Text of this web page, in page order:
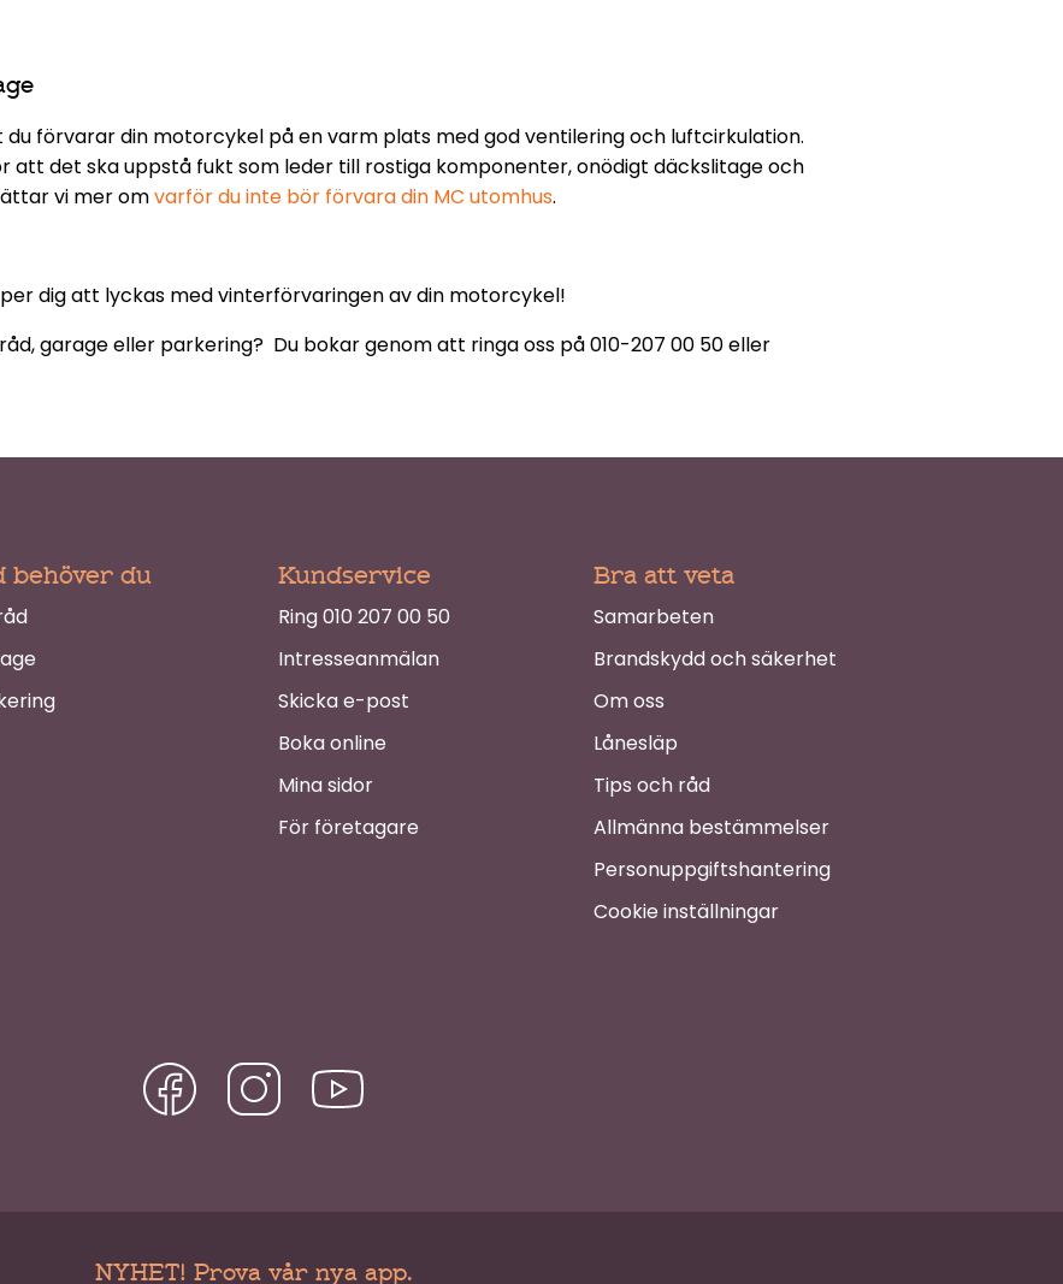
förvarar din motorcykel på en varm plats med god ventilering och luftcirkulation.
att det ska uppstå fukt som leder till rostiga komponenter, onödigt däckslitage och
vi mer omvarför du inte bör förvara din MC utomhus.
dig att lyckas med vinterförvaringen av din motorcykel!
garage eller parkering? Du bokar genom att ringa oss på 010-207 00 50 eller
behöver du Kundservice
Ring 010 207 00 50
Intresseanmälan
Skicka e-post
Boka online
Mina sidor
För företagare
Bra att veta
Samarbeten
Brandskydd och säkerhet
Om oss
Lånesläp
Tips och råd
Allmänna bestämmelser
Personuppgiftshantering
Cookie inställningar
NYHET! Prova vår nya app.